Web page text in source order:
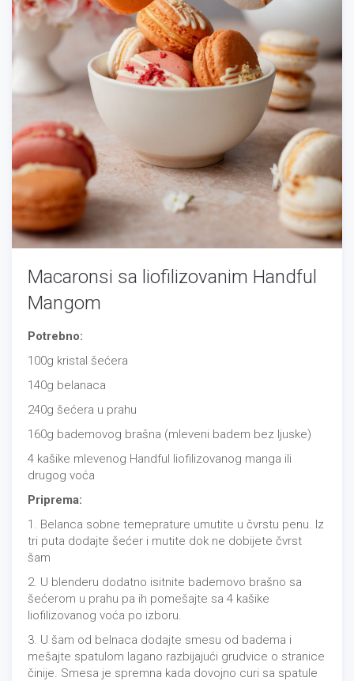
Macaronsi sa liofilizovanim Handful
Mangom
Potrebno:
100g kristal šećera
140g belanaca
240g šećera u prahu
160g bademovog brašna (mleveni badem bez ljuske)
4 kašike mlevenog Handful liofilizovanog manga ili
drugog voća
Priprema:
1. Belanca sobne temeprature umutite u čvrstu penu. Iz
tri puta dodajte šećer i mutite dok ne dobijete čvrst
šam
2. U blenderu dodatno isitnite bademovo brašno sa
šećerom u prahu pa ih pomešajte sa 4 kašike
liofilizovanog voća po izboru.
3. U šam od belnaca dodajte smesu od badema i
mešajte spatulom lagano razbijajući grudvice o stranice
činije. Smesa je spremna kada dovojno curi sa spatule